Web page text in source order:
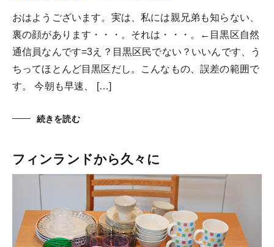
おはようございます。実は、私には親兄弟も知らない、
裏の顔があります・・・。それは・・・。←目黒区自然
通信員なんです=3え？目黒区民でない？いいんです、う
ちってほとんど目黒区だし。こんなもの、誤差の範囲で
す。 今朝も早速、 […]
続きを読む
フィンランドから久々に